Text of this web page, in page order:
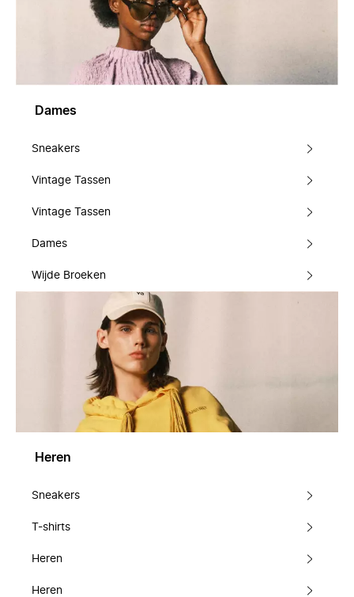
Dames
Sneakers
Vintage Tassen
Vintage Tassen
Dames
Wijde Broeken
Heren
Sneakers
T-shirts
Heren
Heren